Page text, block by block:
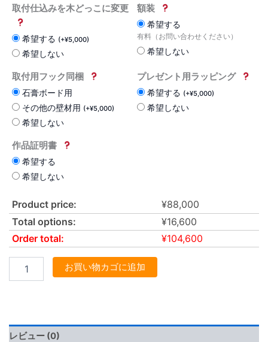
取付仕込みを木どっこに変更
希望する (+¥5,000)
希望しない
額装
希望する
有料（お問い合わせください）
希望しない
取付用フック同梱
石膏ボード用
その他の壁材用 (+¥5,000)
希望しない
プレゼント用ラッピング
希望する (+¥5,000)
希望しない
作品証明書
希望する
希望しない
Product price: ¥88,000
Total options:
¥16,600
Order total:
¥104,600
お買い物カゴに追加
レビュー (0)